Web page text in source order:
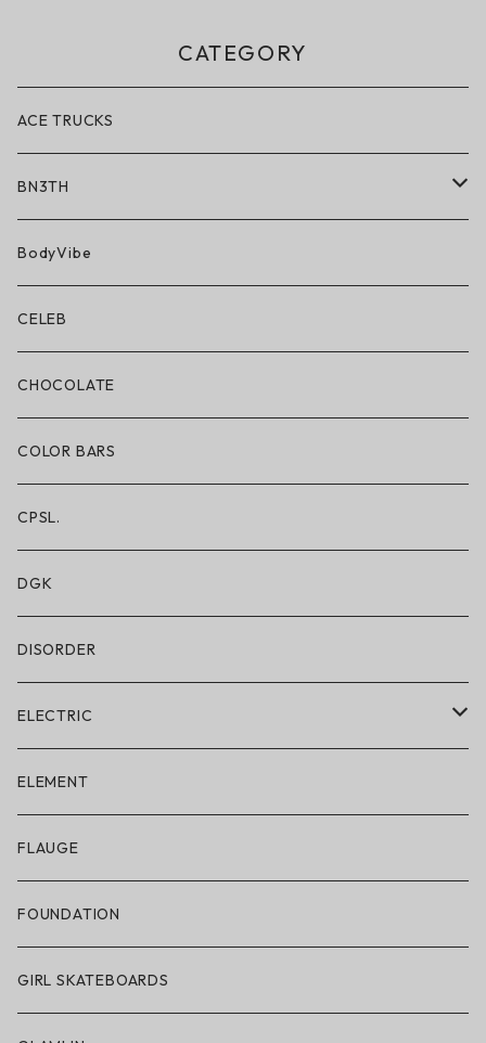
CATEGORY
ACE TRUCKS
BN3TH
BN3TH × ON THE ROAM
ボクサーブリーフ/ショート丈
ボクサーブリーフ/ロング丈
ショートパンツ/2 IN 1
レギンス/フルレングス10分丈
水着/スイムウェア
BodyVibe
CELEB
CHOCOLATE
COLOR BARS
CPSL.
DGK
DISORDER
ELECTRIC
ELECTRIC × ON THE ROAM
アパレル
帽子
サングラス
ELEMENT
FLAUGE
FOUNDATION
GIRL SKATEBOARDS